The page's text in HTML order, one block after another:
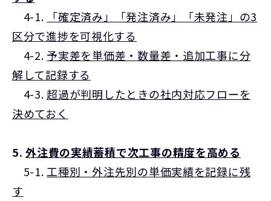
4-1.
「確定済み」「発注済み」「未発注」の3
区分で進捗を可視化する
4-2. 予実差を単価差・数量差・追加工事に分
解して記録する
4-3.超過が判明したときの社内対応フローを
決めておく
5.外注費の実績蓄積で次工事の精度を高める
5-1.工種別・外注先別の単価実績を記録に残
す